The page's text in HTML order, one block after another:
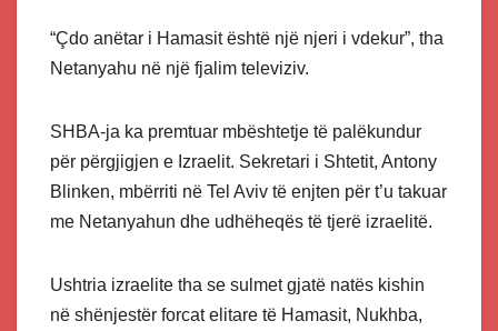
“Çdo anëtar i Hamasit është një njeri i vdekur”, tha
Netanyahu në një fjalim televiziv.
SHBA-ja ka premtuar mbështetje të palëkundur
për përgjigjen e Izraelit. Sekretari i Shtetit, Antony
Blinken, mbërriti në Tel Aviv të enjten për t’u takuar
me Netanyahun dhe udhëheqës të tjerë izraelitë.
Ushtria izraelite tha se sulmet gjatë natës kishin
në shënjestër forcat elitare të Hamasit, Nukhba,